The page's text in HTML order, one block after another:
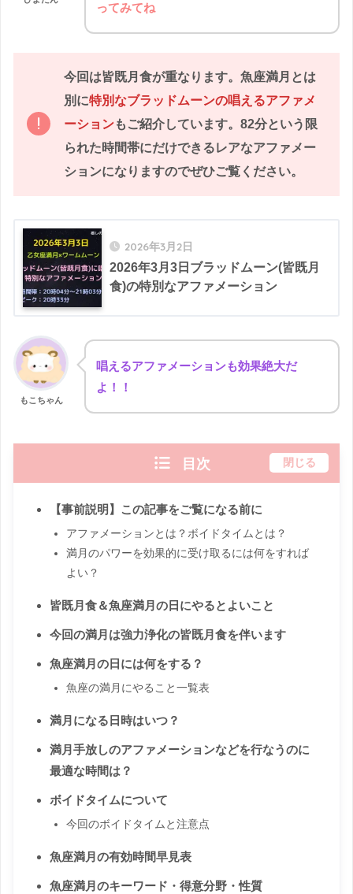
ってみてね
今回は皆既月食が重なります。魚座満月とは
別に特別なブラッドムーンの唱えるアファメ
ーションもご紹介しています。82分という限
られた時間帯にだけできるレアなアファメー
ションになりますのでぜひご覧ください。
2026年3月2日
2026年3月3日ブラッドムーン(皆既月
食)の特別なアファメーション
もこちゃん
唱えるアファメーションも効果絶大だ
よ！！
目次 閉じる
【事前説明】この記事をご覧になる前に
アファメーションとは？ボイドタイムとは？
満月のパワーを効果的に受け取るには何をすれば
よい？
皆既月食＆魚座満月の日にやるとよいこと
今回の満月は強力浄化の皆既月食を伴います
魚座満月の日には何をする？
魚座の満月にやること一覧表
満月になる日時はいつ？
満月手放しのアファメーションなどを行なうのに
最適な時間は？
ボイドタイムについて
今回のボイドタイムと注意点
魚座満月の有効時間早見表
魚座満月のキーワード・得意分野・性質